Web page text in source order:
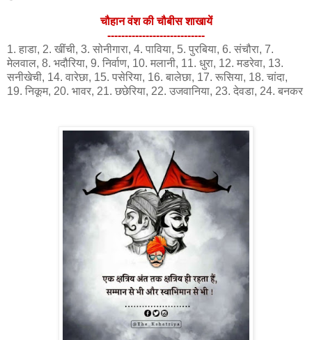
चौहान वंश की चौबीस शाखायें
----------------------------
1. हाडा, 2. खींची, 3. सोनीगारा, 4. पाविया, 5. पुरबिया, 6. संचौरा, 7.
मेलवाल, 8. भदौरिया, 9. निर्वाण, 10. मलानी, 11. धुरा, 12. मडरेवा, 13.
सनीखेची, 14. वारेछा, 15. पसेरिया, 16. बालेछा, 17. रूसिया, 18. चांदा,
19. निकूम, 20. भावर, 21. छछेरिया, 22. उजवानिया, 23. देवडा, 24. बनकर